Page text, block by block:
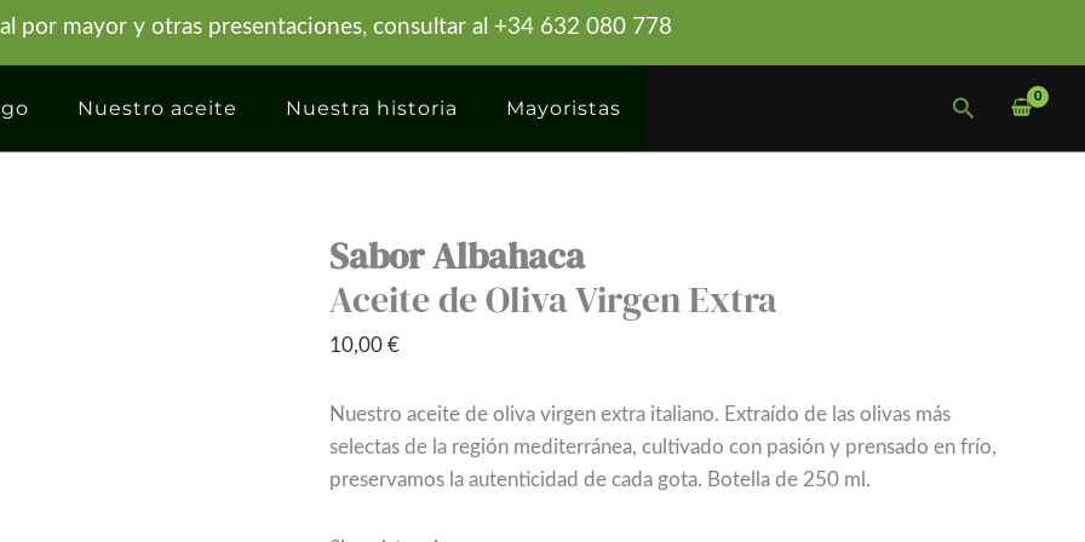
al por mayor y otras presentaciones, consultar al +34 632 080 778
Nuestro aceite Nuestra historia Mayoristas Buscar
Sabor Albahaca
Aceite de Oliva Virgen Extra
10,00 €
Nuestro aceite de oliva virgen extra italiano. Extraído de las olivas más
selectas de la región mediterránea, cultivado con pasión y prensado en frío,
preservamos la autenticidad de cada gota. Botella de 250 ml.